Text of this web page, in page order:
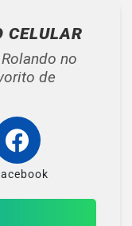
CELULAR
no
de